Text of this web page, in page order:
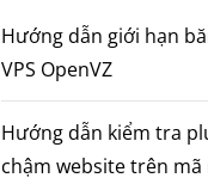
Hướng dẫn giới hạn
VPS OpenVZ
Hướng dẫn kiểm tra
chậm website trên mã